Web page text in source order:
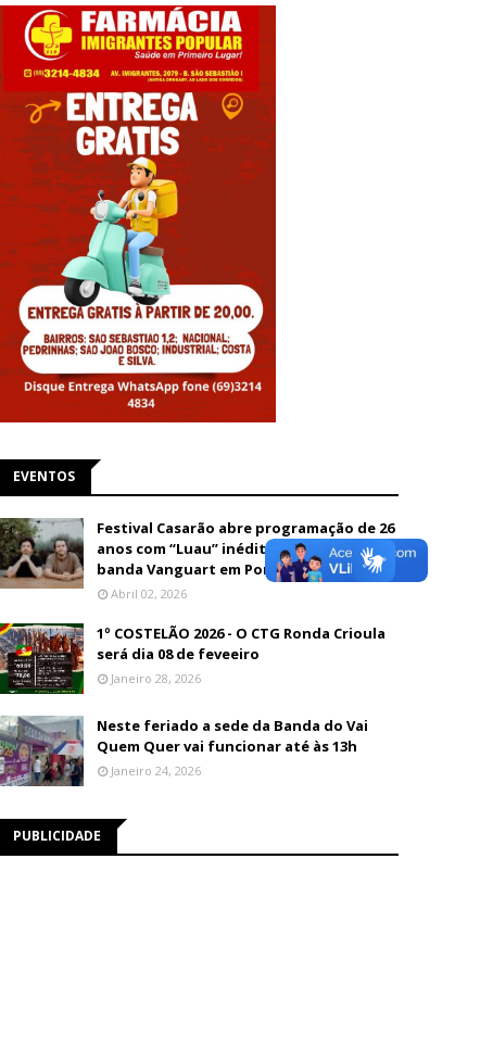
EVENTOS
Festival Casarão abre programação de 26
anos com “Luau” inédito e show da
banda Vanguart em Porto Velho
Abril 02, 2026
1º COSTELÃO 2026 - O CTG Ronda Crioula
será dia 08 de feveeiro
Janeiro 28, 2026
Neste feriado a sede da Banda do Vai
Quem Quer vai funcionar até às 13h
Janeiro 24, 2026
PUBLICIDADE